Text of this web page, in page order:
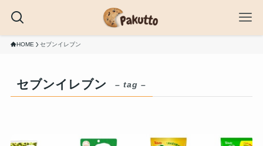
HOME セブンイレブン
セブンイレブン – tag –